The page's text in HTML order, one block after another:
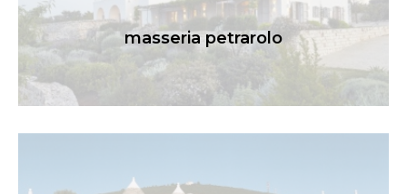
masseria petrarolo